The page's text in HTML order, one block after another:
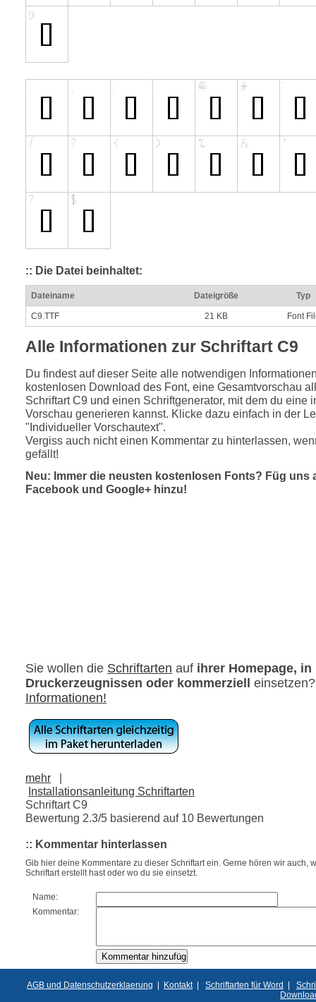
:: Die Datei beinhaltet:
Dateiname Dateigröße Typ
C9.TTF 21 KB Font
Alle Informationen zur Schriftart C9
Du findest auf dieser Seite alle notwendigen
kostenlosen Download des Font, eine Gesamtvorschau
Schriftart C9 und einen Schriftgenerator, mit dem du eine
Vorschau generieren kannst. Klicke dazu einfach in der
"Individueller Vorschautext".
Vergiss auch nicht einen Kommentar zu hinterlassen,
gefällt!
Neu: Immer die neusten kostenlosen Fonts? Füg uns
Facebook und Google+ hinzu!
Sie wollen die Schriftarten auf ihrer Homepage, in
Druckerzeugnissen oder kommerziell
Informationen!
mehr
|
Installationsanleitung Schriftarten
Schriftart C9
Bewertung 2.3/5 basierend auf 10 Bewertungen
:: Kommentar hinterlassen
Gib hier deine Kommentare zu dieser Schriftart ein. Gerne hören wir auch,
Schriftart erstellt hast oder wo du sie einsetzt.
Name:
Kommentar:
AGB und Datenschutzerklaerung | Kontakt| Schriftarten für Word |